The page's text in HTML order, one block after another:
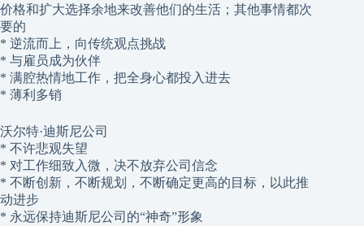
价格和扩大选择余地来改善他们的生活；其他事情都次
要的
* 逆流而上，向传统观点挑战
* 与雇员成为伙伴
* 满腔热情地工作，把全身心都投入进去
* 薄利多销
沃尔特·迪斯尼公司
* 不许悲观失望
* 对工作细致入微，决不放弃公司信念
* 不断创新，不断规划，不断确定更高的目标，以此推
动进步
* 永远保持迪斯尼公司的“神奇”形象